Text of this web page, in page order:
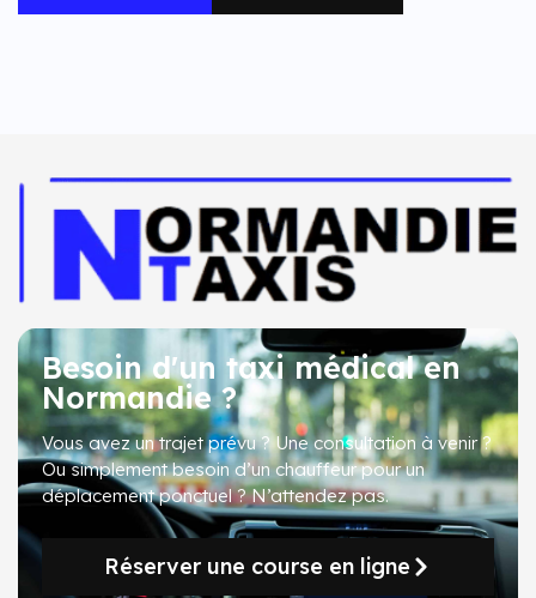
Besoin d'un taxi médical en
Normandie ?
Vous avez un trajet prévu ? Une consultation à venir ?
Ou simplement besoin d’un chauffeur pour un
déplacement ponctuel ?N’attendez pas.
Réserver une course en ligne